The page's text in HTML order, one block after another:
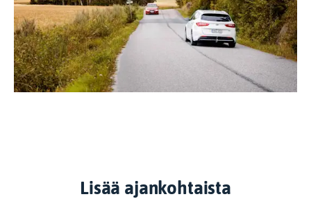
Lisää ajankohtaista